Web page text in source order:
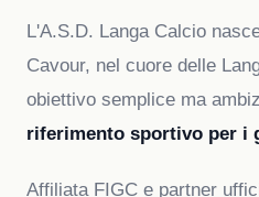
L'A.S.D. Langa Calcio
Cavour, nel cuore delle
obiettivo semplice ma
riferimento sportivo per i
Affiliata FIGC e partner